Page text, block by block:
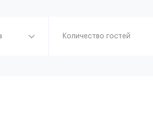
Количество гостей